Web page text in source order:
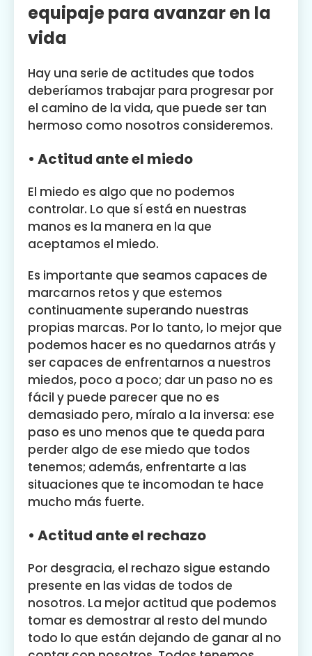
equipaje para avanzar en la
vida
Hay una serie de actitudes que todos
deberíamos trabajar para progresar por
el camino de la vida, que puede ser tan
hermoso como nosotros consideremos.
• Actitud ante el miedo
El miedo es algo que no podemos
controlar. Lo que sí está en nuestras
manos es la manera en la que
aceptamos el miedo.
Es importante que seamos capaces de
marcarnos retos y que estemos
continuamente superando nuestras
propias marcas. Por lo tanto, lo mejor que
podemos hacer es no quedarnos atrás y
ser capaces de enfrentarnos a nuestros
miedos, poco a poco; dar un paso no es
fácil y puede parecer que no es
demasiado pero, míralo a la inversa: ese
paso es uno menos que te queda para
perder algo de ese miedo que todos
tenemos; además, enfrentarte a las
situaciones que te incomodan te hace
mucho más fuerte.
• Actitud ante el rechazo
Por desgracia, el rechazo sigue estando
presente en las vidas de todos de
nosotros. La mejor actitud que podemos
tomar es demostrar al resto del mundo
todo lo que están dejando de ganar al no